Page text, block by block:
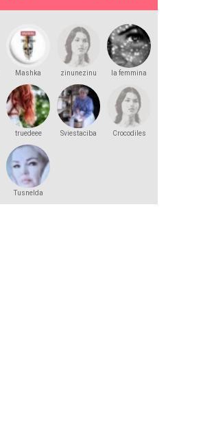
Mashka
zinunezinu la femmina
truedeee Sviestaciba Crocodiles
Tusnelda